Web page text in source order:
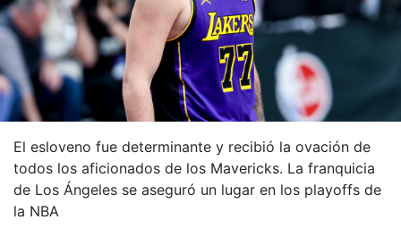
El esloveno fue determinante y recibió la ovación de
todos los aficionados de los Mavericks. La franquicia
de Los Ángeles se aseguró un lugar en los playoffs de
la NBA